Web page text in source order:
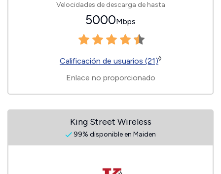
Velocidades de descarga de hasta
5000Mbps
Calificación de usuarios (21)◊
Enlace no proporcionado
King Street Wireless
99% disponible en Maiden